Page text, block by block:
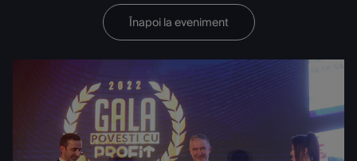
Înapoi la eveniment